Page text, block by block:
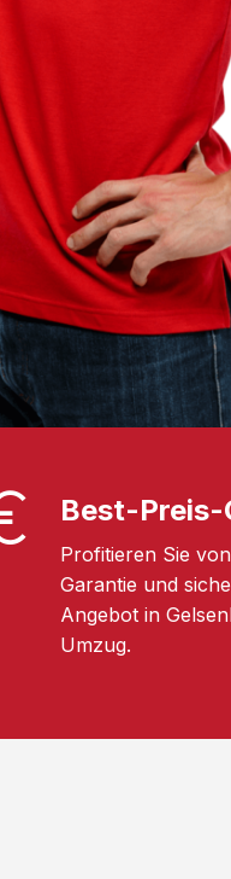
Best-Preis-
Profitieren Sie
Garantie und
Angebot in
Umzug.